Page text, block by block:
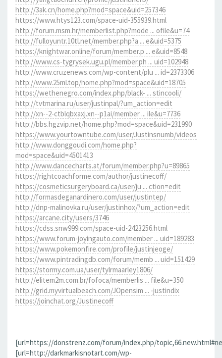
http://3ak.cn/home.php?mod=space&uid=257346
https://www.htys123.com/space-uid-355939.html
http://forum.msm.hr/memberlist.php?mode ... ofile&u=74
http://fulloyuntr.10tl.net/member.php?a ... e&uid=5375
https://knightwar.online/forum/member.p ... e&uid=8548
http://www.cs-tygrysek.ugu.pl/member.ph ... uid=102948
http://www.cruzenews.com/wp-content/plu ... id=2373306
http://www.25ml.top/home.php?mod=space&uid=18705
https://wethenegro.com/index.php/black- ... stincooli/
http://tvtmarina.ru/user/justinpal/?um_action=edit
http://xn--2-ctblqbxaxj.xn--p1ai/member ... ile&u=7736
http://bbs.hgzvip.net/home.php?mod=space&uid=231990
https://www.yourtowntube.com/user/Justinsnumb/videos
http://www.donggoudi.com/home.php?
mod=space&uid=4501413
http://www.dancecharts.at/forum/member.php?u=89865
https://rightcoachforme.com/author/justinecoff/
https://cosmeticsurgeryboard.ca/user/ju ... ction=edit
http://formasdeganardinero.com/user/justintep/
http://dnp-malinovka.ru/user/justinhox/?um_action=edit
https://arcane.city/users/3746
https://cdss.snw999.com/space-uid-2423256.html
https://www.forum-joyingauto.com/member ... uid=189283
https://www.pokemonfire.com/profile/justinjeoge/
https://www.pintradingdb.com/forum/memb ... uid=151429
https://stormy.com.ua/user/tylrmaarley1806/
http://elitem2m.com.br/fofoca/memberlis ... file&u=350
http://grid.myvirtualbeach.com/JOpensim ... -justindix
https://joinchat.org/Justinecoff
[url=https://donstrenz.com/forum/index.php/
[url=http://darkmarkisnotart.com/wp-